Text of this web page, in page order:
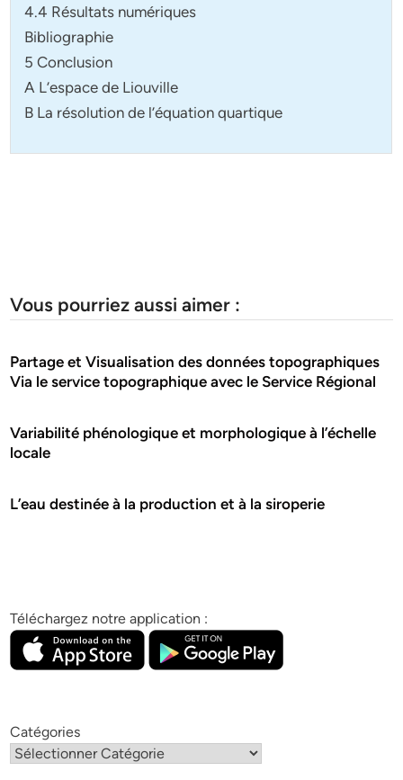
4.4 Résultats numériques
Bibliographie
5 Conclusion
A L’espace de Liouville
B La résolution de l’équation quartique
Vous pourriez aussi aimer :
Partage et Visualisation des données topographiques
Via le service topographique avec le Service Régional
Variabilité phénologique et morphologique à l’échelle
locale
L’eau destinée à la production et à la siroperie
Téléchargez notre application :
Catégories